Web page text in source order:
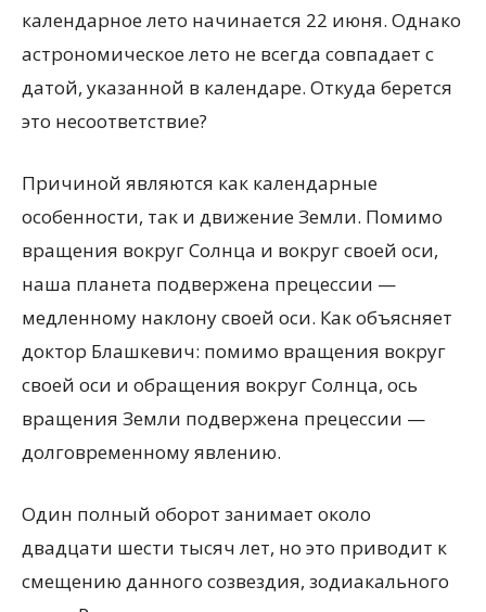
календарное лето начинается 22 июня. Однако
астрономическое лето не всегда совпадает с
датой, указанной в календаре. Откуда берется
это несоответствие?
Причиной являются как календарные
особенности, так и движение Земли. Помимо
вращения вокруг Солнца и вокруг своей оси,
наша планета подвержена прецессии —
медленному наклону своей оси. Как объясняет
доктор Блашкевич: помимо вращения вокруг
своей оси и обращения вокруг Солнца, ось
вращения Земли подвержена прецессии —
долговременному явлению.
Один полный оборот занимает около
двадцати шести тысяч лет, но это приводит к
смещению данного созвездия, зодиакального